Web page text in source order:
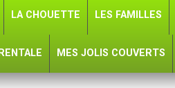
LA CHOUETTE LES FAMILLES
MES JOLIS COUVERTS